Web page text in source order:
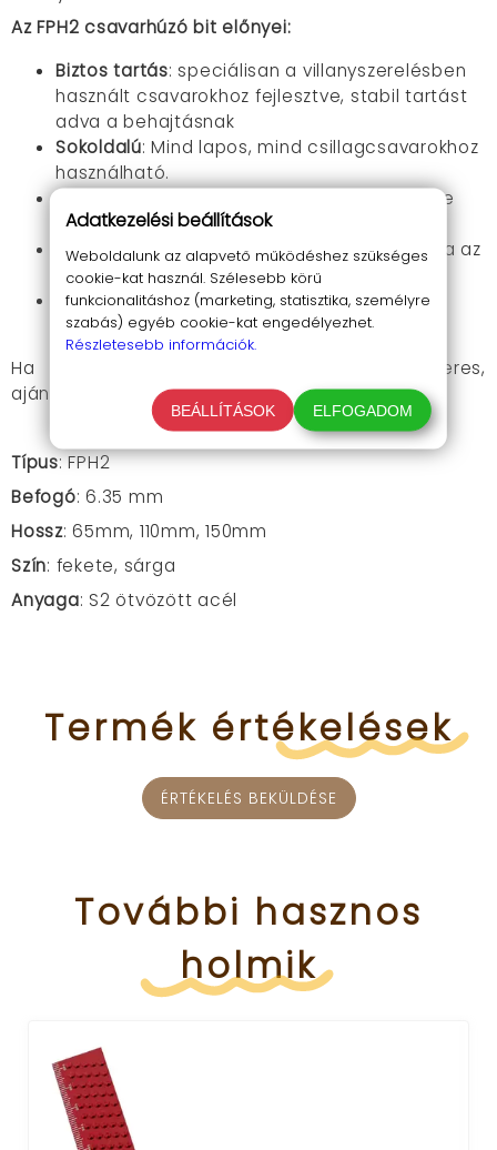
Az FPH2 csavarhúzó bit előnyei:
Biztos tartás: speciálisan a villanyszerelésben
használt csavarokhoz fejlesztve, stabil tartást
adva a behajtásnak
Sokoldalú: Mind lapos, mind csillagcsavarokhoz
használható.
Hatékony
: Gyorsan és egyszerűen lehet vele
csavarokat behajtani és kicsavarni.
Biztonságos : A szigetelt bit megakadályozza az
áramütést.
Mágneses: az erős tartás érdekében
mágnesezett a bit fej.
Ha csúszásgátló funkcióval ellátott bitet keres,
ajánljuk a figyelmébe aGreener PH2 bitetis.
Típus: FPH2
Befogó: 6.35 mm
Hossz: 65mm, 110mm, 150mm
Szín: fekete, sárga
Anyaga: S2 ötvözött acél
Termék értékelések
ÉRTÉKELÉS BEKÜLDÉSE
További hasznos
holmik
Adatkezelési beállítások
Weboldalunk az alapvető működéshez szükséges
cookie-kat használ. Szélesebb körű
funkcionalitáshoz (marketing, statisztika, személyre
szabás) egyéb cookie-kat engedélyezhet.
Részletesebb információk.
BEÁLLÍTÁSOK ELFOGADOM